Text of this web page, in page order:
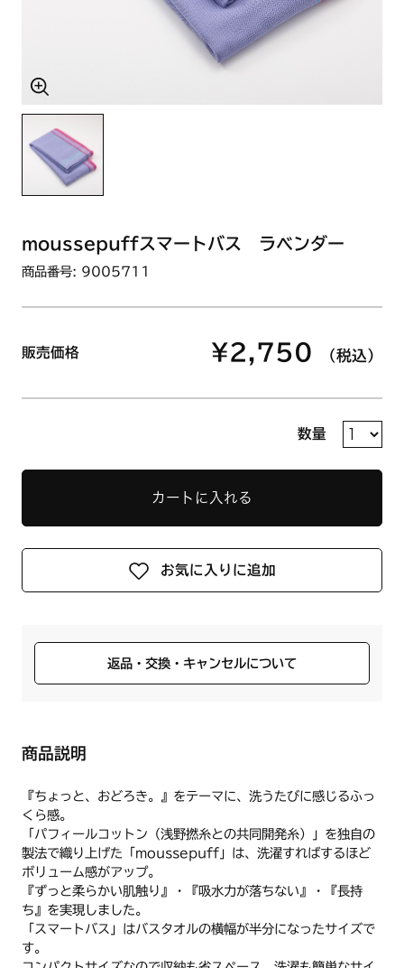
moussepuffスマートバス ラベンダー
商品番号: 9005711
販売価格 ¥2,750 （税込）
数量
カートに入れる
お気に入りに追加
返品・交換・キャンセルについて
商品説明
『ちょっと、おどろき。』をテーマに、洗うたびに感じるふっ
くら感。
「パフィールコットン（浅野撚糸との共同開発糸）」を独自の
製法で織り上げた「moussepuff」は、洗濯すればするほど
ボリューム感がアップ。
『ずっと柔らかい肌触り』・『吸水力が落ちない』・『長持
ち』を実現しました。
「スマートバス」はバスタオルの横幅が半分になったサイズで
す。